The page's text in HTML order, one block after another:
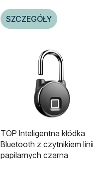
SZCZEGÓŁY
TOP Inteligentna kłódka
Bluetooth z czytnikiem linii
papilarnych czarna